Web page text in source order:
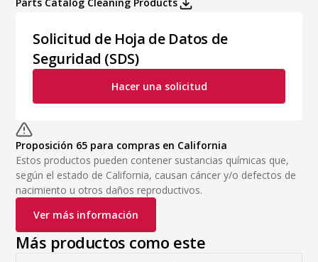
Solicitud de Hoja de Datos de
Seguridad (SDS)
Hacer una solicitud
Proposición 65 para compras en California
Estos productos pueden contener sustancias químicas que,
según el estado de California, causan cáncer y/o defectos de
nacimiento u otros daños reproductivos.
Ver más información
Más productos como este